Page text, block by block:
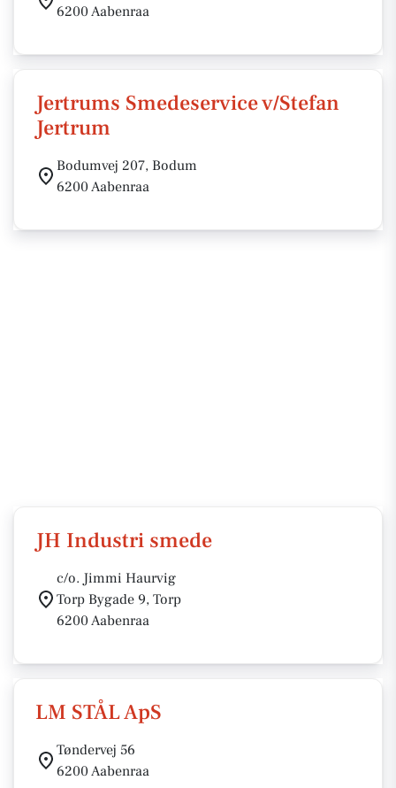
6200 Aabenraa
Jertrums Smedeservice v/Stefan
Jertrum
Bodumvej 207, Bodum
6200 Aabenraa
JH Industri smede
c/o. Jimmi Haurvig
Torp Bygade 9, Torp
6200 Aabenraa
LM STÅL ApS
Tøndervej 56
6200 Aabenraa